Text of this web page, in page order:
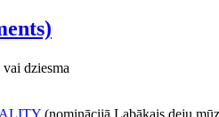
dziesma
(nominācijā Labākais deju